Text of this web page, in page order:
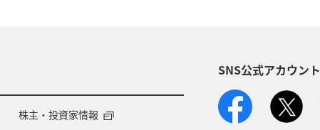
株主・投資家情報
SNS公式アカウント